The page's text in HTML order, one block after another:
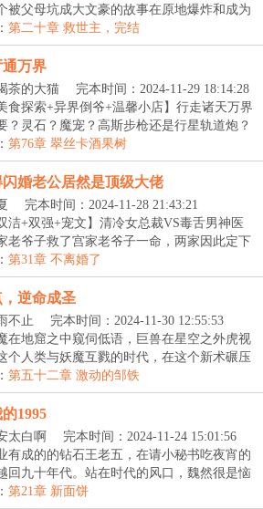
被父母坑成大文豪的故事在原地爆炸和成为
第二十章 救世主，完结
万界
茶的大猫
完本时间：2024-11-29 18:14:28
食探索+异界倒爷+温馨小店】行走诸天万界
？灵石？魔宠？高斯步枪还是行星轨道炮？
第76章 翠丝卡酒果树
婚老公居然是顶级大佬
完本时间：2024-11-28 21:43:21
洁+双强+宠文】清冷女总裁VS毒舌男神医
老爷子救了宫家老爷子一命，两家因此定下
第31章 不离婚了
逆命成圣
不止
完本时间：2024-11-30 12:55:53
在地窟之中窥伺低语，巨兽在星空之外虎视
个人类与妖魔互戮的时代，在这个新术碾压
第五十二章 激动的邹铁
1995
太白啊
完本时间：2024-11-24 15:01:56
有成的的钻石王老五，在请小秘书吃夜宵的
回九十年代。站在时代的风口，魏然很是恼
第21章 新面饼